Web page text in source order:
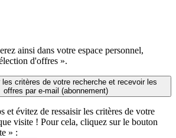
ainsi dans votre espace personnel,
d'offres ».
les critères de votre recherche et recevoir les
offres par e-mail (abonnement)
et évitez de ressaisir les critères de votre
visite ! Pour cela, cliquez sur le bouton
» :